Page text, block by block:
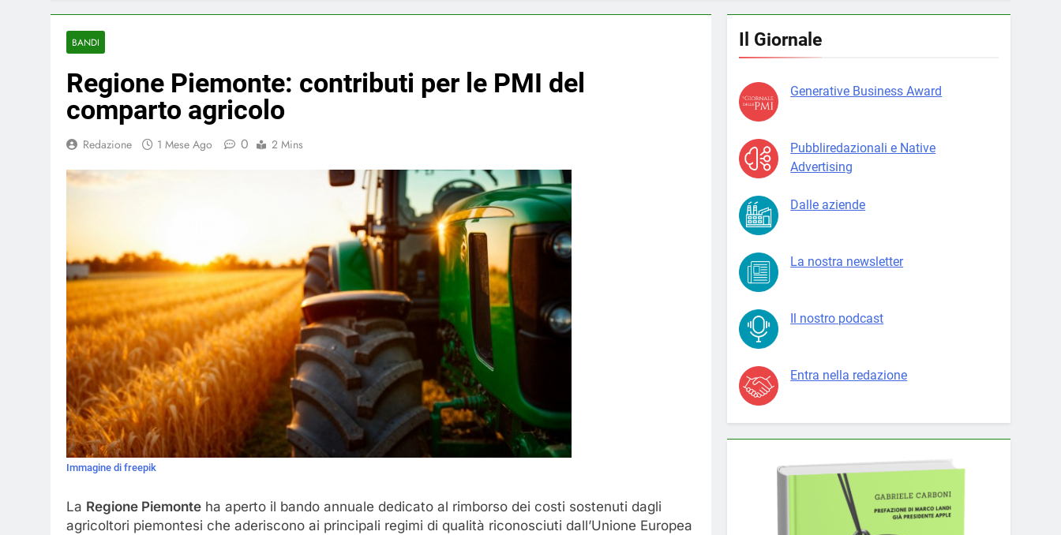
BANDI
Regione Piemonte: contributi per le PMI del
comparto agricolo
Redazione 1 Mese Ago 0 2 Mins
Immagine di freepik
La Regione Piemonte ha aperto il bando annuale dedicato al rimborso dei costi sostenuti dagli
agricoltori piemontesi che aderiscono ai principali regimi di qualità riconosciuti dall’Unione Europea
Il Giornale
Generative Business Award
Pubbliredazionali e Native
Advertising
Dalle aziende
La nostra newsletter
Il nostro podcast
Entra nella redazione